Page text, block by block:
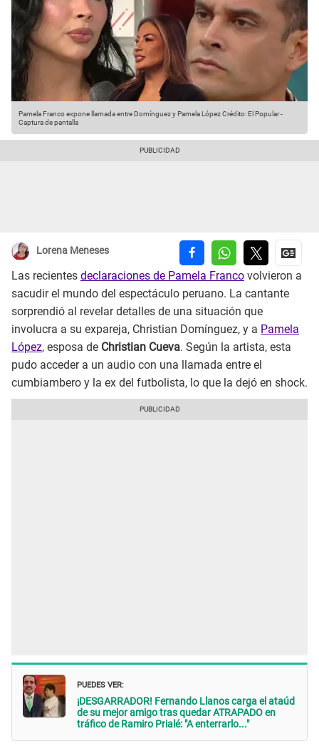
Pamela Franco expone llamada entre Domínguez y Pamela LópezCrédito: El Popular -
Captura de pantalla
Lorena Meneses
Las recientes declaraciones de Pamela Franco volvieron a
sacudir el mundo del espectáculo peruano. La cantante
sorprendió al revelar detalles de una situación que
involucra a su expareja, Christian Domínguez, y a Pamela
López, esposa de Christian Cueva. Según la artista, esta
pudo acceder a un audio con una llamada entre el
cumbiambero y la ex del futbolista, lo que la dejó en shock.
PUEDES VER:
¡DESGARRADOR! Fernando Llanos carga el ataúd
de su mejor amigo tras quedar ATRAPADO en
tráfico de Ramiro Prialé: "A enterrarlo..."